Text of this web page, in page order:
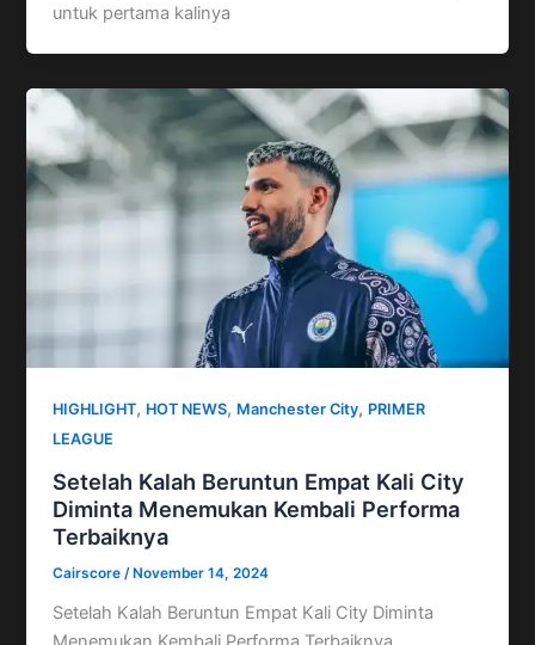
untuk pertama kalinya
HIGHLIGHT, HOT NEWS, Manchester City, PRIMER
LEAGUE
Setelah Kalah Beruntun Empat Kali City
Diminta Menemukan Kembali Performa
Terbaiknya
Cairscore /November 14, 2024
Setelah Kalah Beruntun Empat Kali City Diminta